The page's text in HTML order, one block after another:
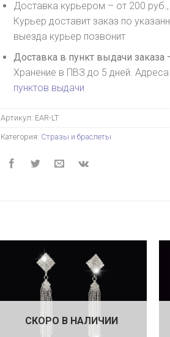
Доставка курьером – от 200 руб.,
Курьер доставит заказ по
выезда курьер позвонит
Доставка в пункт выдачи заказа
Хранение в ПВЗ до 5 дней.
пунктов выдачи
Артикул: EAR-LT
Категория: Стразы и браслеты
СКОРО В НАЛИЧИИ